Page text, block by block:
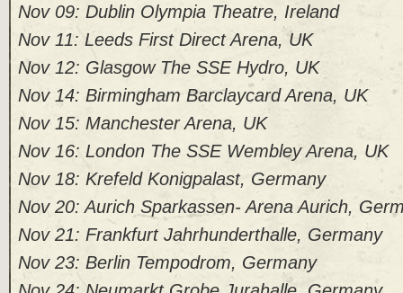
Nov 09: Dublin Olympia Theatre, Ireland
Nov 11: Leeds First Direct Arena, UK
Nov 12: Glasgow The SSE Hydro, UK
Nov 14: Birmingham Barclaycard Arena, UK
Nov 15: Manchester Arena, UK
Nov 16: London The SSE Wembley Arena, UK
Nov 18: Krefeld Konigpalast, Germany
Nov 20: Aurich Sparkassen- Arena Aurich,
Nov 21: Frankfurt Jahrhunderthalle, Germany
Nov 23: Berlin Tempodrom, Germany